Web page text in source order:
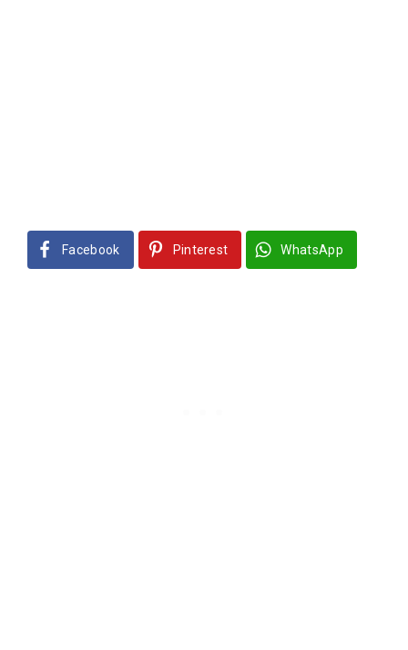
Facebook Pinterest WhatsApp